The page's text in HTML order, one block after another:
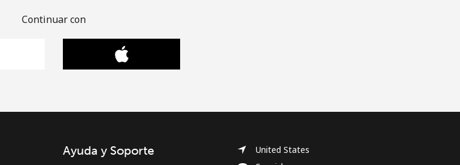
Continuar con
Ayuda y Soporte
United States